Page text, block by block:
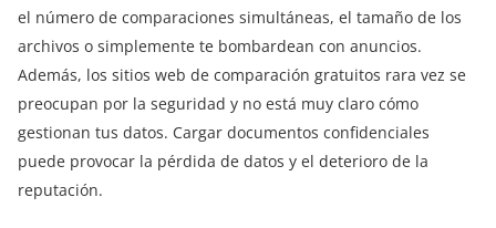
el número de comparaciones simultáneas, el tamaño de los
archivos o simplemente te bombardean con anuncios.
Además, los sitios web de comparación gratuitos rara vez se
preocupan por la seguridad y no está muy claro cómo
gestionan tus datos. Cargar documentos confidenciales
puede provocar la pérdida de datos y el deterioro de la
reputación.